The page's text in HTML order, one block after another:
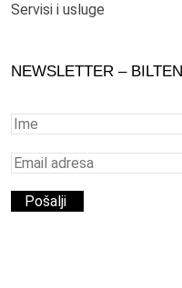
Servisi i usluge
NEWSLETTER – BILTEN